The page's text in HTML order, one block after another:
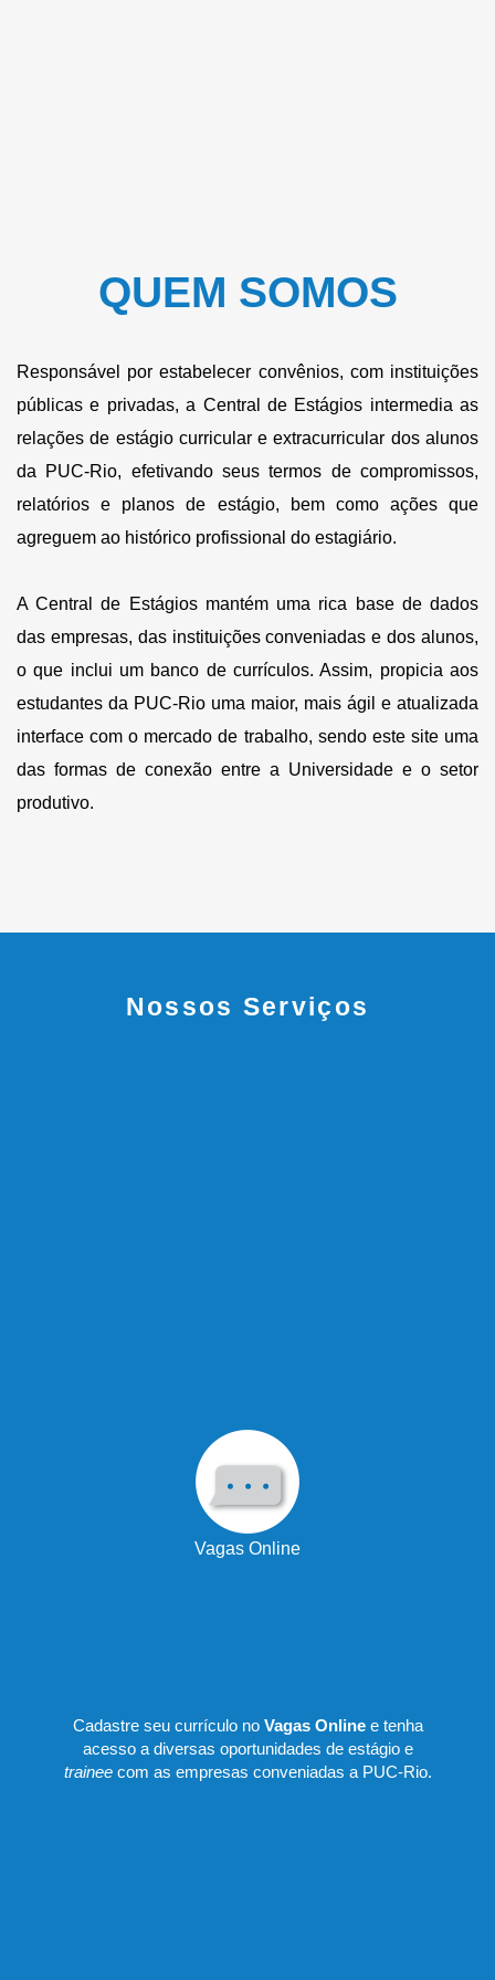
QUEM SOMOS
Responsável por estabelecer convênios, com instituições
públicas e privadas, a Central de Estágios intermedia as
relações de estágio curricular e extracurricular dos alunos
da PUC-Rio, efetivando seus termos de compromissos,
relatórios e planos de estágio, bem como ações que
agreguem ao histórico profissional do estagiário.
A Central de Estágios mantém uma rica base de dados
das empresas, das instituições conveniadas e dos alunos,
o que inclui um banco de currículos. Assim, propicia aos
estudantes da PUC-Rio uma maior, mais ágil e atualizada
interface com o mercado de trabalho, sendo este site uma
das formas de conexão entre a Universidade e o setor
produtivo.
Nossos Serviços
Vagas Online
Cadastre seu currículo no Vagas Onlinee tenha
acesso a diversas oportunidades de estágio e
traineecom as empresas conveniadas a PUC-Rio.